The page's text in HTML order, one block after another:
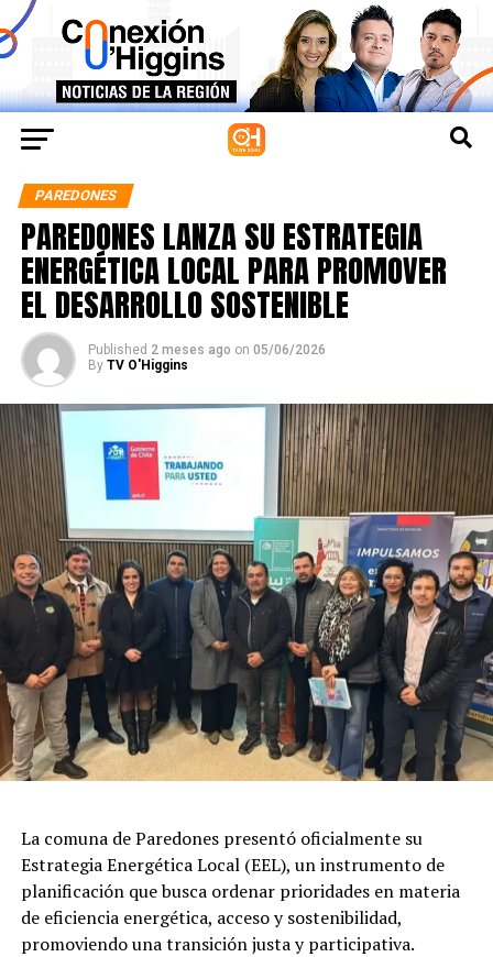
PAREDONES
PAREDONES LANZA SU ESTRATEGIA
ENERGÉTICA LOCAL PARA PROMOVER
EL DESARROLLO SOSTENIBLE
Published 2 meses ago on 05/06/2026
By TV O'Higgins
La comuna de Paredones presentó oficialmente su
Estrategia Energética Local (EEL), un instrumento de
planificación que busca ordenar prioridades en materia
de eficiencia energética, acceso y sostenibilidad,
promoviendo una transición justa y participativa.